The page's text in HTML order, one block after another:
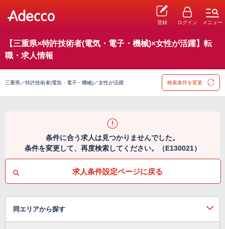
登録 ログイン メニュー
【三重県×特許技術者(電気・電子・機械)×女性が活躍】転
職・求人情報
三重県／特許技術者(電気・電子・機械)／女性が活躍 検索条件を変更
条件に合う求人は見つかりませんでした。
条件を変更して、再度検索してください。（E130021）
求人条件設定ページに戻る
同エリアから探す